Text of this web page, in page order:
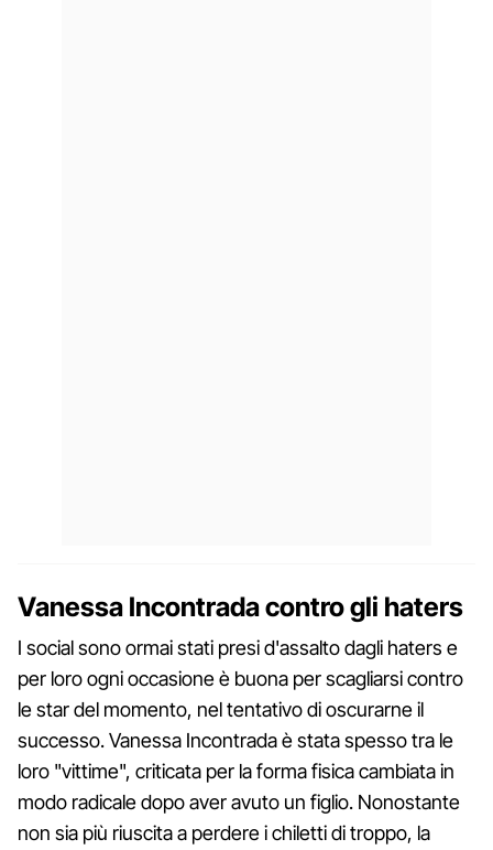
Vanessa Incontrada contro gli haters
I social sono ormai stati presi d'assalto dagli haters e
per loro ogni occasione è buona per scagliarsi contro
le star del momento, nel tentativo di oscurarne il
successo. Vanessa Incontrada è stata spesso tra le
loro "vittime", criticata per la forma fisica cambiata in
modo radicale dopo aver avuto un figlio. Nonostante
non sia più riuscita a perdere i chiletti di troppo, la